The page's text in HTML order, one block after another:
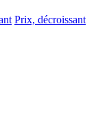
Prix, décroissant